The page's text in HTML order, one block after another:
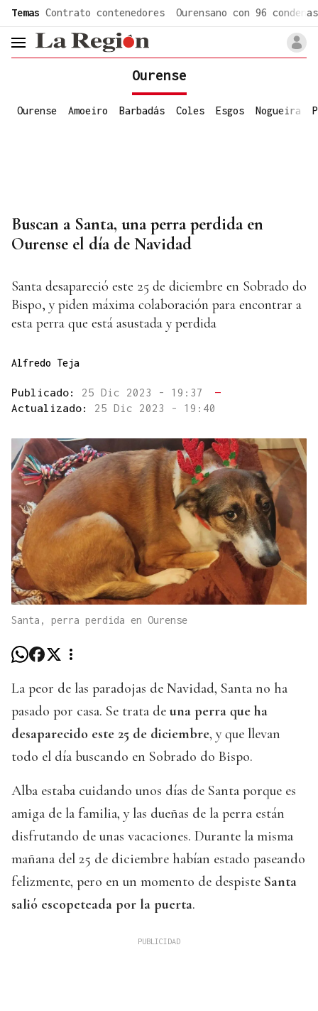
Temas Contrato contenedores Ourensano con 96 condenas
header.menu.open
Ourense
Ourense Amoeiro Barbadás Coles Esgos Nogueira
Buscan a Santa, una perra perdida en
Ourense el día de Navidad
Santa desapareció este 25 de diciembre en Sobrado do
Bispo, y piden máxima colaboración para encontrar a
esta perra que está asustada y perdida
Alfredo Teja
Publicado: 25 Dic 2023 - 19:37
—
Actualizado: 25 Dic 2023 - 19:40
Santa, perra perdida en Ourense
La peor de las paradojas de Navidad, Santa no ha
pasado por casa. Se trata de una perra que ha
desaparecido este 25 de diciembre, y que llevan
todo el día buscando en Sobrado do Bispo.
Alba estaba cuidando unos días de Santa porque es
amiga de la familia, y las dueñas de la perra están
disfrutando de unas vacaciones. Durante la misma
mañana del 25 de diciembre habían estado paseando
felizmente, pero en un momento de despiste Santa
salió escopeteada por la puerta.